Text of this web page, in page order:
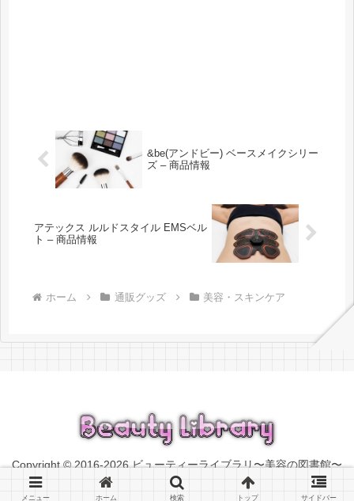
&be(アンドビー) ベースメイクシリー
ズ – 商品情報
アテックス ルルドスタイル EMSベル
ト – 商品情報
ホーム 通販グッズ 美容・スキンケア
Copyright © 2016-2026 ビューティーライブラリ〜美容の図書館〜
All Rights Reserved.
メニュー ホーム 検索 トップ サイドバー